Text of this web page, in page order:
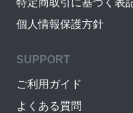
特定商取引に基づく表
個人情報保護方針
SUPPORT
ご利用ガイド
よくある質問